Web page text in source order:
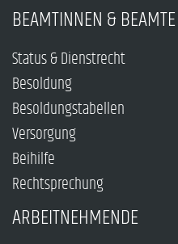
BEAMTINNEN & BEAMTE
Status & Dienstrecht
Besoldung
Besoldungstabellen
Versorgung
Beihilfe
Rechtsprechung
ARBEITNEHMENDE